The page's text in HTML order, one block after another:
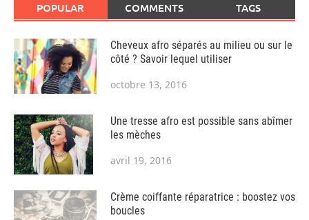
POPULAR COMMENTS TAGS
Cheveux afro séparés au milieu ou sur le
côté ? Savoir lequel utiliser
octobre 13, 2016
Une tresse afro est possible sans abîmer
les mèches
avril 19, 2016
Crème coiffante réparatrice : boostez vos
boucles